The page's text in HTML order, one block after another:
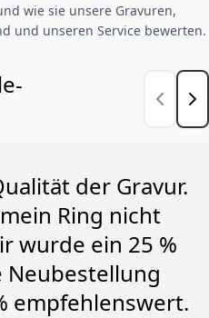
wie sie unsere Gravuren,
und unseren Service bewerten.
der Gravur.
Ring nicht
wurde ein 25 %
Neubestellung
empfehlenswert.